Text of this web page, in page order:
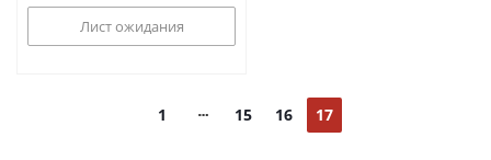
Лист ожидания
1 15 16 17